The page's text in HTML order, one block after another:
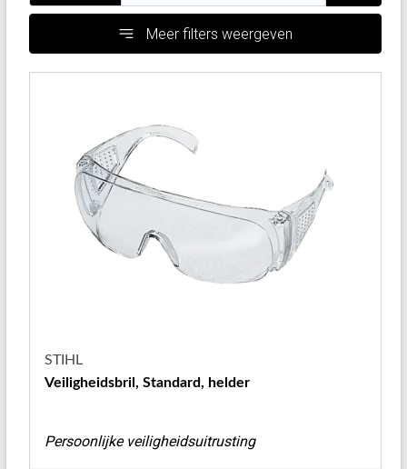
Meer filters weergeven
STIHL
Veiligheidsbril, Standard, helder
Persoonlijke veiligheidsuitrusting